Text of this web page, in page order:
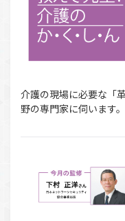
介護の現場に必要な「
野の専門家に伺います。